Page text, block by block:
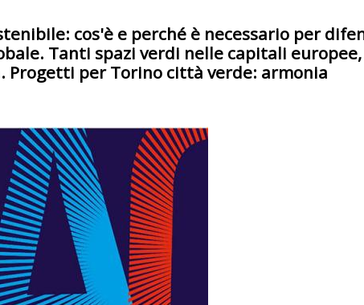
cos'è e perché è necessario per
Tanti spazi verdi nelle capitali
Progetti per Torino città verde: armonia